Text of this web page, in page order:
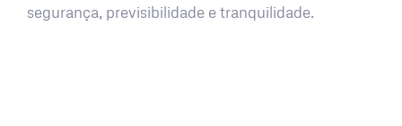
segurança, previsibilidade e tranquilidade.